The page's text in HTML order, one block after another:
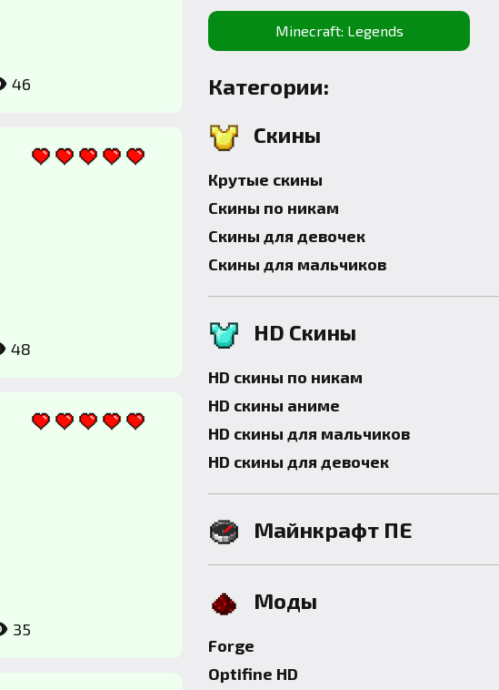
46
48
35
Minecraft: Legends
Категории:
Скины
Крутые скины
Скины по никам
Скины для девочек
Скины для мальчиков
HD Скины
HD скины по никам
HD скины аниме
HD скины для мальчиков
HD скины для девочек
Майнкрафт ПЕ
Моды
Forge
Optifine HD